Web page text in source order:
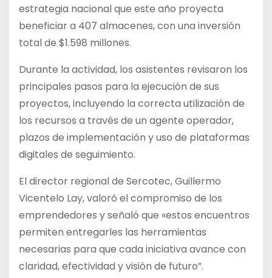
estrategia nacional que este año proyecta
beneficiar a 407 almacenes, con una inversión
total de $1.598 millones.
Durante la actividad, los asistentes revisaron los
principales pasos para la ejecución de sus
proyectos, incluyendo la correcta utilización de
los recursos a través de un agente operador,
plazos de implementación y uso de plataformas
digitales de seguimiento.
El director regional de Sercotec, Guillermo
Vicentelo Lay, valoró el compromiso de los
emprendedores y señaló que «estos encuentros
permiten entregarles las herramientas
necesarias para que cada iniciativa avance con
claridad, efectividad y visión de futuro”.